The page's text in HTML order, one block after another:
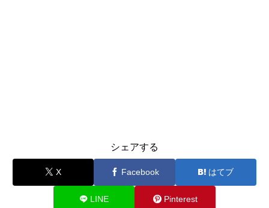
シェアする
X Facebook はてブ
LINE Pinterest